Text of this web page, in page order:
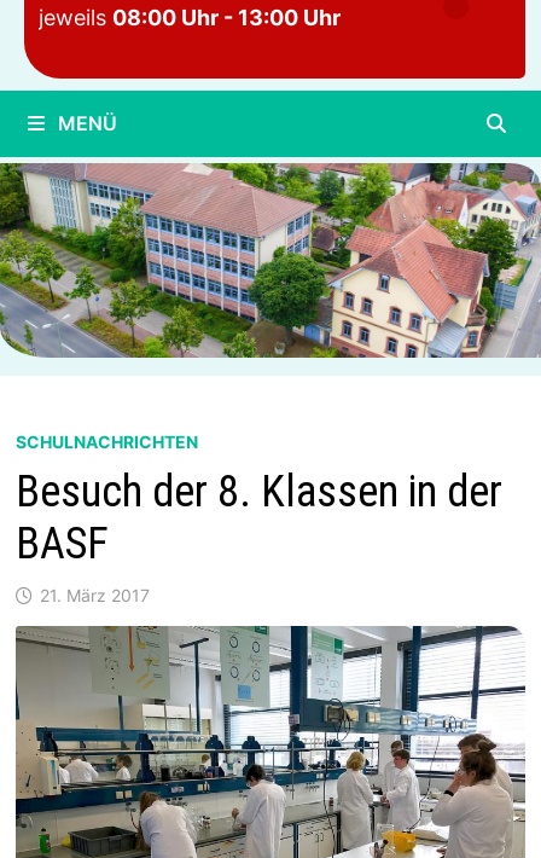
jeweils 08:00 Uhr - 13:00 Uhr
MENÜ
SCHULNACHRICHTEN
Besuch der 8. Klassen in der
BASF
21. März 2017